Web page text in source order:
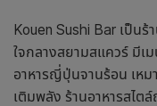
Kouen Sushi Bar เป็นร้
ใจกลางสยามสแควร์ มีเ
อาหารญี่ปุ่นจานร้อน เห
เติมพลัง ร้านอาหารสไต